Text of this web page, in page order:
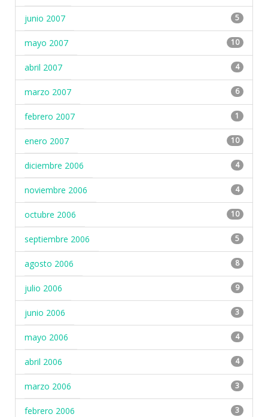
junio 2007 5
mayo 2007 10
abril 2007 4
marzo 2007 6
febrero 2007 1
enero 2007 10
diciembre 2006 4
noviembre 2006 4
octubre 2006 10
septiembre 2006 5
agosto 2006 8
julio 2006 9
junio 2006 3
mayo 2006 4
abril 2006 4
marzo 2006 3
febrero 2006 3